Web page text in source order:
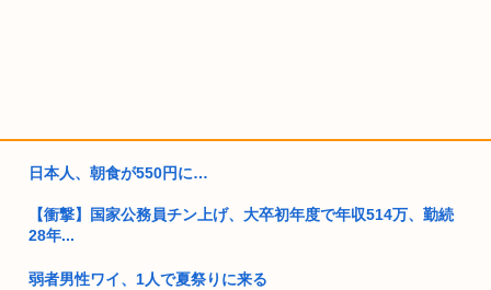
日本人、朝食が550円に…
【衝撃】国家公務員チン上げ、大卒初年度で年収514万、勤続
28年...
弱者男性ワイ、1人で夏祭りに来る